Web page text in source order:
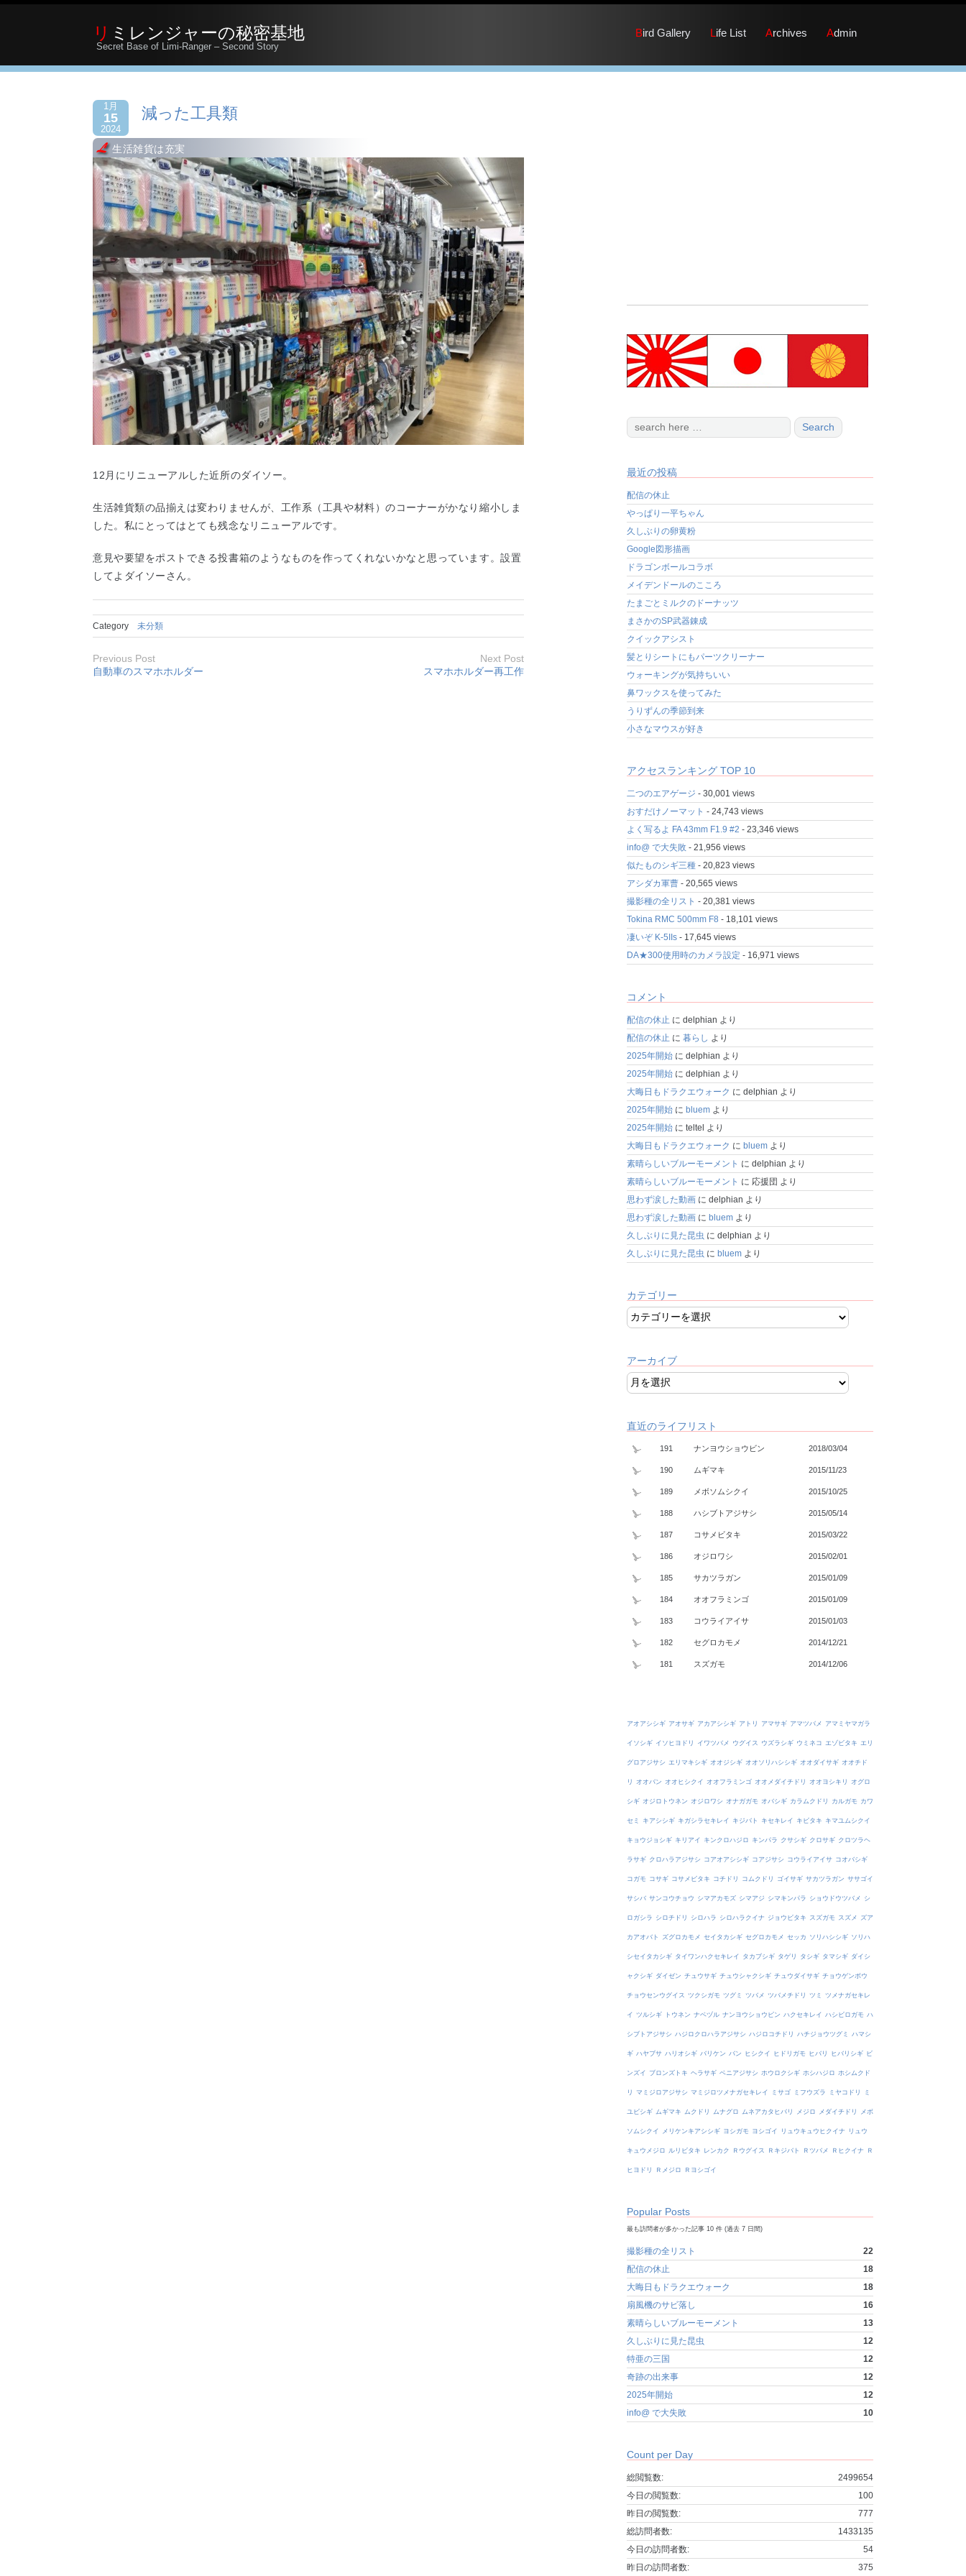
リミレンジャーの秘密基地
Secret Base of Limi-Ranger – Second Story
Bird Gallery Life List Archives Admin
1月
15
2024
減った工具類
生活雑貨は充実
12月にリニューアルした近所のダイソー。
生活雑貨類の品揃えは変わりませんが、工作系（工具や材料）のコーナーがかなり縮小しま
した。私にとってはとても残念なリニューアルです。
意見や要望をポストできる投書箱のようなものを作ってくれないかなと思っています。設置
してよダイソーさん。
Category 未分類
Previous Post
自動車のスマホホルダー
Next Post
スマホホルダー再工作
最近の投稿
配信の休止
やっぱり一平ちゃん
久しぶりの卵黄粉
Google図形描画
ドラゴンボールコラボ
メイデンドールのこころ
たまごとミルクのドーナッツ
まさかのSP武器錬成
クイックアシスト
髪とりシートにもパーツクリーナー
ウォーキングが気持ちいい
鼻ワックスを使ってみた
うりずんの季節到来
小さなマウスが好き
アクセスランキング TOP 10
二つのエアゲージ - 30,001 views
おすだけノーマット - 24,743 views
よく写るよ FA 43mm F1.9 #2 - 23,346 views
info@ で大失敗- 21,956 views
似たものシギ三種- 20,823 views
アシダカ軍曹- 20,565 views
撮影種の全リスト - 20,381 views
Tokina RMC 500mm F8 - 18,101 views
凄いぞ K-5IIs- 17,645 views
DA★300使用時のカメラ設定 - 16,971 views
コメント
配信の休止 に delphian より
配信の休止 に 暮らし より
2025年開始に delphian より
2025年開始に delphian より
大晦日もドラクエウォーク に delphian より
2025年開始に bluemより
2025年開始に teltel より
大晦日もドラクエウォーク に bluemより
素晴らしいブルーモーメント に delphian より
素晴らしいブルーモーメント に 応援団 より
思わず涙した動画に delphian より
思わず涙した動画に bluemより
久しぶりに見た昆虫 に delphian より
久しぶりに見た昆虫 に bluemより
カテゴリー
アーカイブ
直近のライフリスト
191 ナンヨウショウビン 2018/03/04
190 ムギマキ 2015/11/23
189 メボソムシクイ 2015/10/25
188 ハシブトアジサシ 2015/05/14
187 コサメビタキ 2015/03/22
186 オジロワシ 2015/02/01
185 サカツラガン 2015/01/09
184 オオフラミンゴ 2015/01/09
183 コウライアイサ 2015/01/03
182 セグロカモメ 2014/12/21
181 スズガモ 2014/12/06
アオアシシギ アオサギ アカアシシギ アトリ アマサギ アマツバメ アマミヤマガラ
イソシギ イソヒヨドリ イワツバメ ウグイス ウズラシギ ウミネコ エゾビタキ エリ
グロアジサシ エリマキシギ オオジシギ オオソリハシシギ オオダイサギ オオチド
リ オオバン オオヒシクイ オオフラミンゴ オオメダイチドリ オオヨシキリ オグロ
シギ オジロトウネン オジロワシ オナガガモ オバシギ カラムクドリ カルガモ カワ
セミ キアシシギ キガシラセキレイ キジバト キセキレイ キビタキ キマユムシクイ
キョウジョシギ キリアイ キンクロハジロ キンパラ クサシギ クロサギ クロツラヘ
ラサギ クロハラアジサシ コアオアシシギ コアジサシ コウライアイサ コオバシギ
コガモ コサギ コサメビタキ コチドリ コムクドリ ゴイサギ サカツラガン ササゴイ
サシバ サンコウチョウ シマアカモズ シマアジ シマキンパラ ショウドウツバメ シ
ロガシラ シロチドリ シロハラ シロハラクイナ ジョウビタキ スズガモ スズメ ズア
カアオバト ズグロカモメ セイタカシギ セグロカモメ セッカ ソリハシシギ ソリハ
シセイタカシギ タイワンハクセキレイ タカブシギ タゲリ タシギ タマシギ ダイシ
ャクシギ ダイゼン チュウサギ チュウシャクシギ チュウダイサギ チョウゲンボウ
チョウセンウグイス ツクシガモ ツグミ ツバメ ツバメチドリ ツミ ツメナガセキレ
イ ツルシギ トウネン ナベヅル ナンヨウショウビン ハクセキレイ ハシビロガモ ハ
シブトアジサシ ハジロクロハラアジサシ ハジロコチドリ ハチジョウツグミ ハマシ
ギ ハヤブサ ハリオシギ バリケン バン ヒシクイ ヒドリガモ ヒバリ ヒバリシギ ビ
ンズイ ブロンズトキ ヘラサギ ベニアジサシ ホウロクシギ ホシハジロ ホシムクド
リ マミジロアジサシ マミジロツメナガセキレイ ミサゴ ミフウズラ ミヤコドリ ミ
ユビシギ ムギマキ ムクドリ ムナグロ ムネアカタヒバリ メジロ メダイチドリ メボ
ソムシクイ メリケンキアシシギ ヨシガモ ヨシゴイ リュウキュウヒクイナ リュウ
キュウメジロ ルリビタキ レンカク Ｒウグイス Ｒキジバト Ｒツバメ Ｒヒクイナ Ｒ
ヒヨドリ Ｒメジロ Ｒヨシゴイ
Popular Posts
最も訪問者が多かった記事 10 件 (過去 7 日間)
撮影種の全リスト
22
配信の休止
18
大晦日もドラクエウォーク
18
扇風機のサビ落し
16
素晴らしいブルーモーメント
13
久しぶりに見た昆虫
12
特亜の三国
12
奇跡の出来事
12
2025年開始
12
info@ で大失敗
10
Count per Day
2499654
総閲覧数:
100
今日の閲覧数:
777
昨日の閲覧数:
1433135
総訪問者数:
54
今日の訪問者数:
375
昨日の訪問者数: